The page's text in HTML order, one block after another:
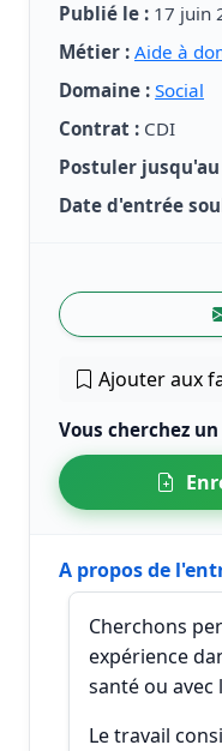
Publié le : 17 juin
Métier : Aide à
Domaine : Social
Contrat : CDI
Postuler jusqu'au
Date d'entrée
Ajouter aux
Vous cherchez
A propos de
Cherchons
expérience
santé ou avec
Le travail